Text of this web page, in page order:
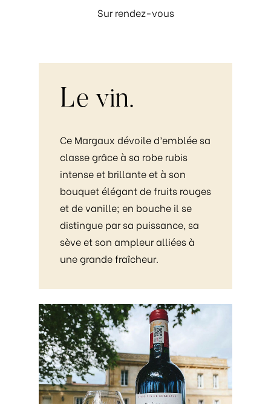
Sur rendez-vous
Le vin.
Ce Margaux dévoile d’emblée sa
classe grâce à sa robe rubis
intense et brillante et à son
bouquet élégant de fruits rouges
et de vanille; en bouche il se
distingue par sa puissance, sa
sève et son ampleur alliées à
une grande fraîcheur.